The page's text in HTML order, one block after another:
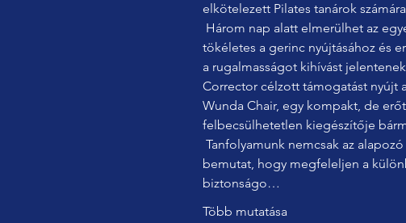
elkötelezett Pilates tanárok
tökéletes a gerinc nyújtásához és
a rugalmasságot kihívást
Corrector célzott támogatást nyújt
Wunda Chair, egy kompakt, de
felbecsülhetetlen kiegészítője
bemutat, hogy megfeleljen a
biztonságo…
Több mutatása